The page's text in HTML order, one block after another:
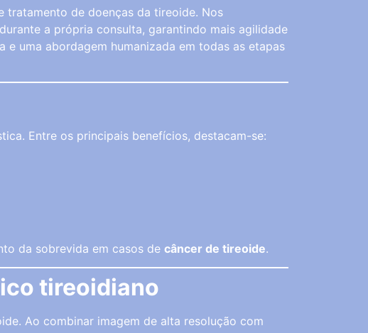
tratamento de doenças da tireoide. Nos
durante a própria consulta, garantindo mais agilidade
uma abordagem humanizada em todas as etapas
Entre os principais benefícios, destacam-se:
da sobrevida em casos de câncer de tireoide.
tireoidiano
Ao combinar imagem de alta resolução com